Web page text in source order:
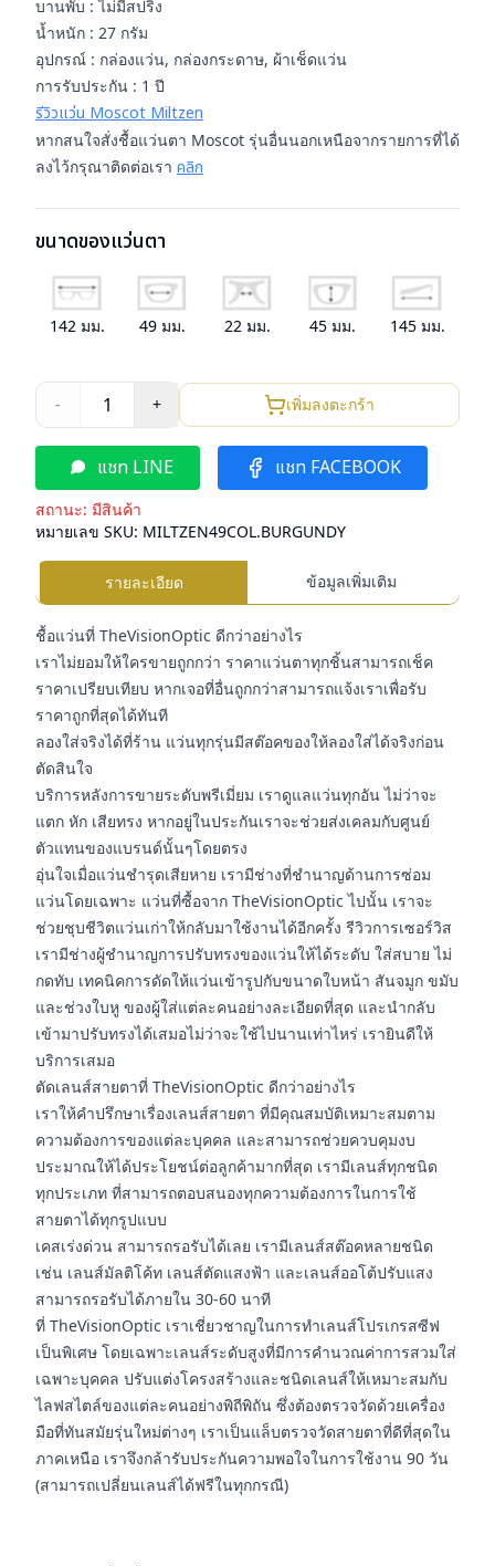
บานพับ : ไม่มีสปริง
น้ำหนัก : 27 กรัม
อุปกรณ์ : กล่องแว่น, กล่องกระดาษ, ผ้าเช็ดแว่น
การรับประกัน : 1 ปี
รีวิวแว่น Moscot Miltzen
หากสนใจสั่งชื้อแว่นตา Moscot รุ่นอื่นนอกเหนือจากรายการที่ได้
ลงไว้กรุณาติดต่อเรา คลิก
ขนาดของแว่นตา
142 มม. 49 มม. 22มม. 45มม. 145มม.
- 1 + เพิ่มลงตะกร้า
แชท LINE แชท FACEBOOK
สถานะ: มีสินค้า
หมายเลข SKU: MILTZEN49COL.BURGUNDY
รายละเอียด ข้อมูลเพิ่มเติม
ชื้อแว่นที่ TheVisionOptic ดีกว่าอย่างไร
เราไม่ยอมให้ใครขายถูกกว่า ราคาแว่นตาทุกชิ้นสามารถเช็ค
ราคาเปรียบเทียบ หากเจอที่อื่นถูกกว่าสามารถแจ้งเราเพื่อรับ
ราคาถูกที่สุดได้ทันที
ลองใส่จริงได้ที่ร้าน แว่นทุกรุ่นมีสต๊อคของให้ลองใส่ได้จริงก่อน
ตัดสินใจ
บริการหลังการขายระดับพรีเมี่ยม เราดูแลแว่นทุกอัน ไม่ว่าจะ
แตก หัก เสียทรง หากอยู่ในประกันเราจะช่วยส่งเคลมกับศูนย์
ตัวแทนของแบรนด์นั้นๆโดยตรง
อุ่นใจเมื่อแว่นชำรุดเสียหาย เรามีช่างที่ชำนาญด้านการซ่อม
แว่นโดยเฉพาะ แว่นที่ซื้อจาก TheVisionOptic ไปนั้น เราจะ
ช่วยชุบชีวิตแว่นเก่าให้กลับมาใช้งานได้อีกครั้ง รีวิวการเซอร์วิส
เรามีช่างผู้ชำนาญการปรับทรงของแว่นให้ได้ระดับ ใส่สบาย ไม่
กดทับ เทคนิคการดัดให้แว่นเข้ารูปกับขนาดใบหน้า สันจมูก ขมับ
และช่วงใบหู ของผู้ใส่แต่ละคนอย่างละเอียดที่สุด และนำกลับ
เข้ามาปรับทรงได้เสมอไม่ว่าจะใช้ไปนานเท่าไหร่ เรายินดีให้
บริการเสมอ
ตัดเลนส์สายตาที่ TheVisionOptic ดีกว่าอย่างไร
เราให้คำปรึกษาเรื่องเลนส์สายตา ที่มีคุณสมบัติเหมาะสมตาม
ความต้องการของแต่ละบุคคล และสามารถช่วยควบคุมงบ
ประมาณให้ได้ประโยชน์ต่อลูกค้ามากที่สุด เรามีเลนส์ทุกชนิด
ทุกประเภท ที่สามารถตอบสนองทุกความต้องการในการใช้
สายตาได้ทุกรูปแบบ
เคสเร่งด่วน สามารถรอรับได้เลย เรามีเลนส์สต๊อคหลายชนิด
เช่น เลนส์มัลติโค้ท เลนส์ตัดแสงฟ้า และเลนส์ออโต้ปรับแสง
สามารถรอรับได้ภายใน 30-60 นาที
ที่ TheVisionOptic เราเชี่ยวชาญในการทำเลนส์โปรเกรสซีฟ
เป็นพิเศษ โดยเฉพาะเลนส์ระดับสูงที่มีการคำนวณค่าการสวมใส่
เฉพาะบุคคล ปรับแต่งโครงสร้างและชนิดเลนส์ให้เหมาะสมกับ
ไลฟสไตล์ของแต่ละคนอย่างพิถีพิถัน ซึ่งต้องตรวจวัดด้วยเครื่อง
มือที่ทันสมัยรุ่นใหม่ต่างๆ เราเป็นแล็บตรวจวัดสายตาที่ดีที่สุดใน
ภาคเหนือ เราจึงกล้ารับประกันความพอใจในการใช้งาน 90 วัน
(สามารถเปลี่ยนเลนส์ได้ฟรีในทุกกรณี)